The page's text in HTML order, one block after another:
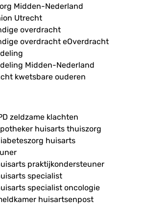
Midden-Nederland
Utrecht
overdracht
overdracht eOverdracht
Midden-Nederland
kwetsbare ouderen
zeldzame klachten
huisarts thuiszorg
huisarts
praktijkondersteuner
specialist
specialist oncologie
huisartsenpost